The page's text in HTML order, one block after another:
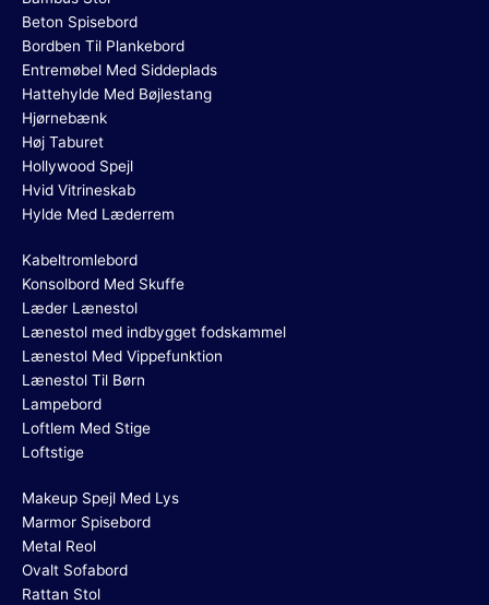
Beton Spisebord
Bordben Til Plankebord
Entremøbel Med Siddeplads
Hattehylde Med Bøjlestang
Hjørnebænk
Høj Taburet
Hollywood Spejl
Hvid Vitrineskab
Hylde Med Læderrem
Kabeltromlebord
Konsolbord Med Skuffe
Læder Lænestol
Lænestol med indbygget fodskammel
Lænestol Med Vippefunktion
Lænestol Til Børn
Lampebord
Loftlem Med Stige
Loftstige
Makeup Spejl Med Lys
Marmor Spisebord
Metal Reol
Ovalt Sofabord
Rattan Stol